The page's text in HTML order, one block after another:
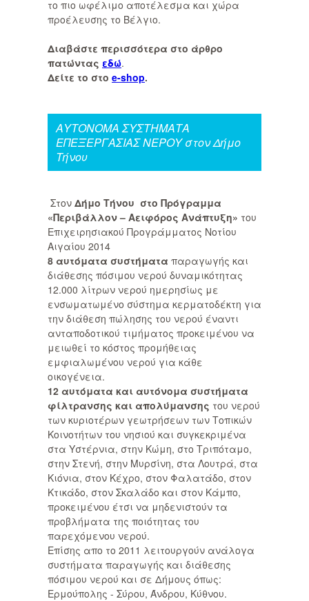
το πιο ωφέλιμο αποτέλεσμα και χώρα
προέλευσης το Βέλγιο.
Διαβάστε περισσότερα στο άρθρο
πατώντας εδώ.
Δείτε το στο e-shop.
ΑΥΤΟΝΟΜΑ ΣΥΣΤΗΜΑΤΑ
ΕΠΕΞΕΡΓΑΣΙΑΣ ΝΕΡΟΥ στον Δήμο
Τήνου
Στον Δήμο Τήνου στο Πρόγραμμα
«Περιβάλλον – Αειφόρος Ανάπτυξη» του
Επιχειρησιακού Προγράμματος Νοτίου
Αιγαίου 2014
8 αυτόματα συστήματα παραγωγής και
διάθεσης πόσιμου νερού δυναμικότητας
12.000 λίτρων νερού ημερησίως με
ενσωματωμένο σύστημα κερματοδέκτη για
την διάθεση πώλησης του νερού έναντι
ανταποδοτικού τιμήματος προκειμένου να
μειωθεί το κόστος προμήθειας
εμφιαλωμένου νερού για κάθε
οικογένεια.
12 αυτόματα και αυτόνομα συστήματα
φίλτρανσης και απολύμανσης του νερού
των κυριοτέρων γεωτρήσεων των Τοπικών
Κοινοτήτων του νησιού και συγκεκριμένα
στα Υστέρνια, στην Κώμη, στο Τριπόταμο,
στην Στενή, στην Μυρσίνη, στα Λουτρά, στα
Κιόνια, στον Κέχρο, στον Φαλατάδο, στον
Κτικάδο, στον Σκαλάδο και στον Κάμπο,
προκειμένου έτσι να μηδενιστούν τα
προβλήματα της ποιότητας του
παρεχόμενου νερού.
Επίσης απο το 2011 λειτουργούν ανάλογα
συστήματα παραγωγής και διάθεσης
πόσιμου νερού και σε Δήμους όπως:
Ερμούπολης - Σύρου, Άνδρου, Κύθνου.